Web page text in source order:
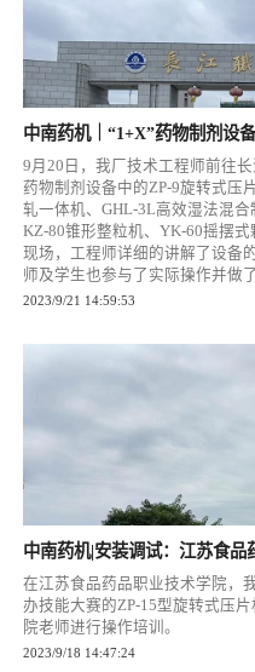
中南药机｜“1+X”药物制剂设
9月20日，我厂技术工程师前往
药物制剂设备中的ZP-9旋转式压
轧一体机、GHL-3L高效湿法混合
KZ-80锥形整粒机、YK-60摇摆
现场，工程师详细的讲解了设备
师及学生也参与了实际操作并做
2023/9/21 14:59:53
中南药机|安装调试：江苏食品
在江苏食品药品职业技术学院，
办技能大赛的ZP-15型旋转式压
院老师进行操作培训。
2023/9/18 14:47:24